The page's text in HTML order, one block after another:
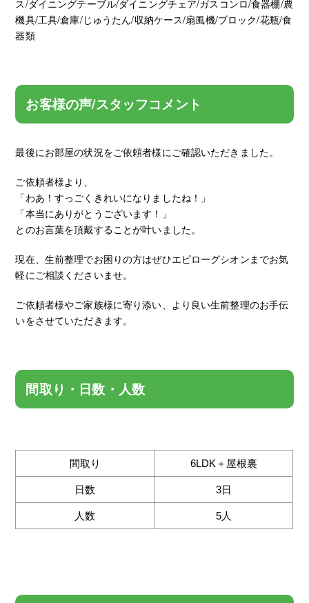
ス/ダイニングテーブル/ダイニングチェア/ガスコンロ/食器棚/農
機具/工具/倉庫/じゅうたん/収納ケース/扇風機/ブロック/花瓶/食
器類
お客様の声/スタッフコメント
最後にお部屋の状況をご依頼者様にご確認いただきました。
ご依頼者様より、
「わあ！すっごくきれいになりましたね！」
「本当にありがとうございます！」
とのお言葉を頂戴することが叶いました。
現在、生前整理でお困りの方はぜひエピローグシオンまでお気
軽にご相談くださいませ。
ご依頼者様やご家族様に寄り添い、より良い生前整理のお手伝
いをさせていただきます。
間取り・日数・人数
間取り 6LDK＋屋根裏
日数 3日
人数 5人